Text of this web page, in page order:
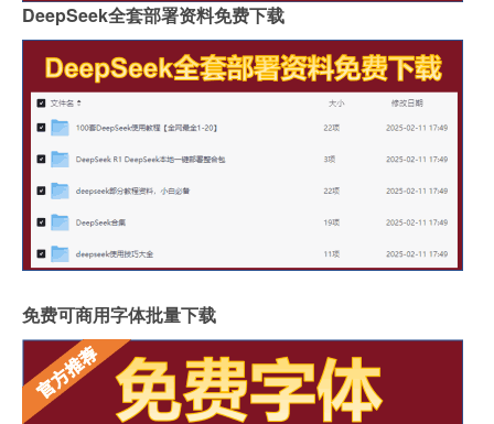
DeepSeek全套部署资料免费下载
免费可商用字体批量下载